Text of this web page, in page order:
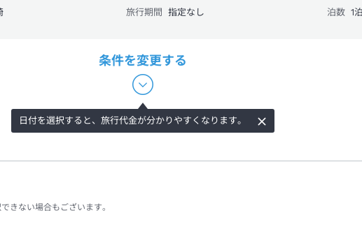
旅行期間 指定なし 泊数 1泊
日付を選択すると、旅行代金が分かりやすくなります。
きない場合もございます。